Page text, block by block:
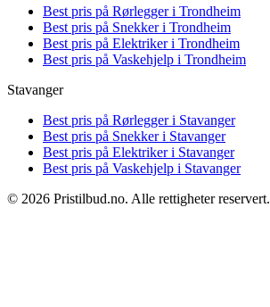
Best pris på Rørlegger i Trondheim
Best pris på Snekker i Trondheim
Best pris på Elektriker i Trondheim
Best pris på Vaskehjelp i Trondheim
Stavanger
Best pris på Rørlegger i Stavanger
Best pris på Snekker i Stavanger
Best pris på Elektriker i Stavanger
Best pris på Vaskehjelp i Stavanger
© 2026 Pristilbud.no. Alle rettigheter reservert.